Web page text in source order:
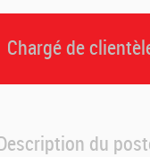
Chargé de
du